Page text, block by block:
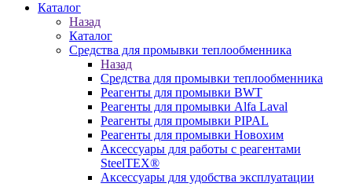
Каталог
Назад
Каталог
Средства для промывки теплообменника
Назад
Средства для промывки теплообменника
Реагенты для промывки BWT
Реагенты для промывки Alfa Laval
Реагенты для промывки PIPAL
Реагенты для промывки Новохим
Аксессуары для работы с реагентами
SteelTEX®
Аксессуары для удобства эксплуатации